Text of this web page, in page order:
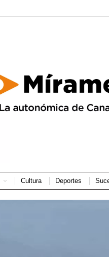
Cultura Deportes